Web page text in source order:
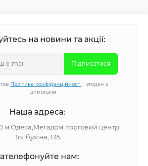
на новини та акції:
Підписатися
Політика конфіденційності і згоден з
вимогами
Наша адреса:
м.Одеса,Мегадом, торговий центр,
Толбухіна, 135
нам: